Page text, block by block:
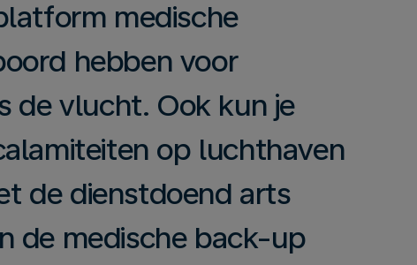
medische
hebben voor
de vlucht. Ook kun je
op luchthaven
de dienstdoend arts
de medische back-up